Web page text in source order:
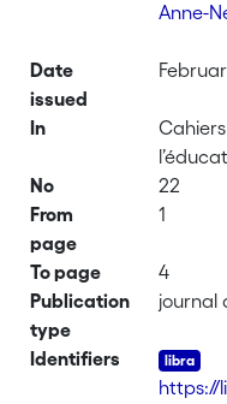
Anne-
Date
issued
In
No
22
From
page
1
To page
4
Publication
type
journal
Identifiers
https://